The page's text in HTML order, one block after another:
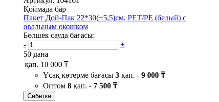
Қоймада бар
Пакет Дой-Пак 22*30(+5,5)см, PET/PE (белый) с
овальным окошком
Бөлшек сауда бағасы:
-
+
50 дана
қап. 10 000 ₸
Ұсақ көтерме бағасы 3 қап. - 9 000 ₸
Оптом 8 қап. - 7 500 ₸
Себетке